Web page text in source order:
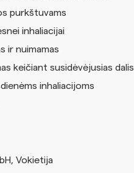
purkštuvams
inhaliacijai
ir nuimamas
keičiant susidėvėjusias dalis
inhaliacijoms
Vokietija